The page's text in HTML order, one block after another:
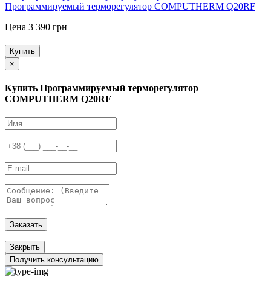
Программируемый терморегулятор COMPUTHERM Q20RF
Цена 3 390 грн
Купить
×
Купить Программируемый терморегулятор
COMPUTHERM Q20RF
Заказать
Закрыть
Получить консультацию